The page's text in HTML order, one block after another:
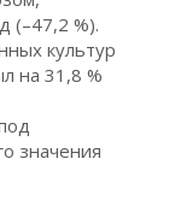
(–47,2 %).
культур
на 31,8 %
значения